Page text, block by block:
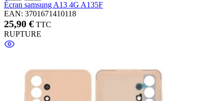
Écran samsung A13 4G A135F
EAN: 3701671410118
25,90 € TTC
RUPTURE